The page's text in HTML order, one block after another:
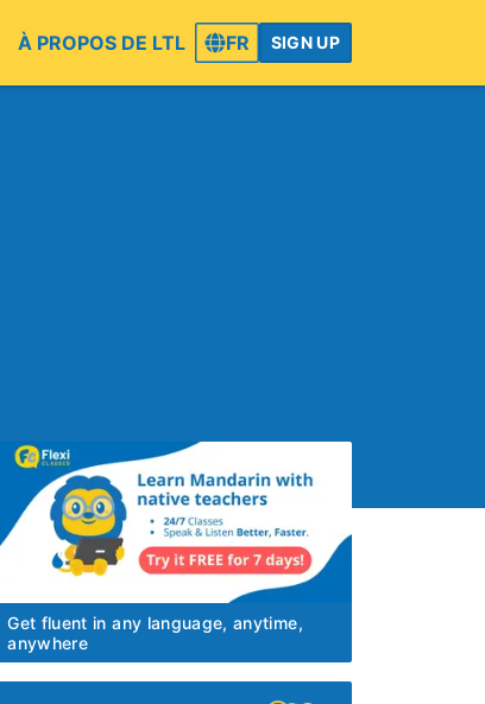
À PROPOS DE LTL FR SIGN UP
Get fluent in any language, anytime,
anywhere